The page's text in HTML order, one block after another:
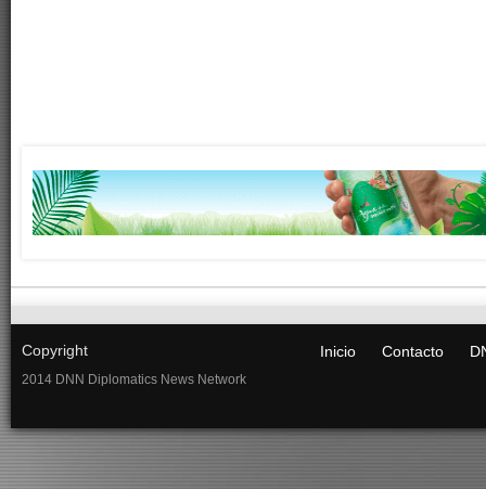
Copyright
2014 DNN Diplomatics News Network
Inicio Contacto